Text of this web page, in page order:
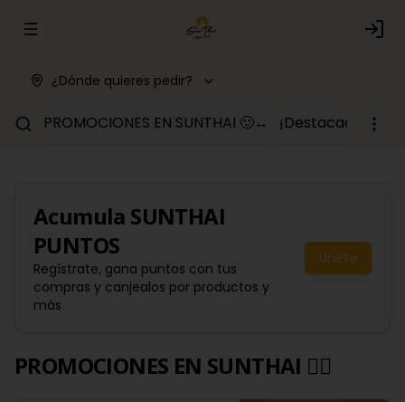
Abrir menu de navegación Login
¿Dónde quieres pedir?
PROMOCIONES EN SUNTHAI 🙂‍↔️ ¡Destacados y
Acumula SUNTHAI
PUNTOS
Regístrate, gana puntos con tus
compras y canjealos por productos y
más
Únete
PROMOCIONES EN SUNTHAI 🙂‍↔️